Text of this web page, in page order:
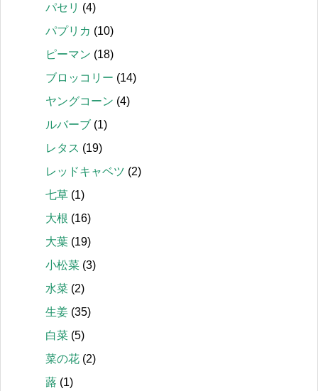
パセリ (4)
パプリカ (10)
ピーマン (18)
ブロッコリー (14)
ヤングコーン (4)
ルバーブ (1)
レタス (19)
レッドキャベツ (2)
七草 (1)
大根 (16)
大葉 (19)
小松菜 (3)
水菜 (2)
生姜 (35)
白菜 (5)
菜の花 (2)
蕗 (1)